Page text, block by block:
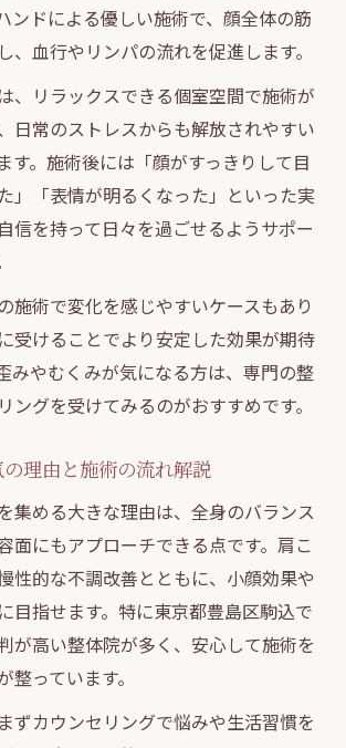
ンドによる優しい施術で、顔全体の筋
、血行やリンパの流れを促進します。
、リラックスできる個室空間で施術が
日常のストレスからも解放されやすい
す。施術後には「顔がすっきりして目
」「表情が明るくなった」といった実
信を持って日々を過ごせるようサポー
施術で変化を感じやすいケースもあり
受けることでより安定した効果が期待
みやむくみが気になる方は、専門の整
ングを受けてみるのがおすすめです。
理由と施術の流れ解説
集める大きな理由は、全身のバランス
面にもアプローチできる点です。肩こ
性的な不調改善とともに、小顔効果や
目指せます。特に東京都豊島区駒込で
が高い整体院が多く、安心して施術を
整っています。
ずカウンセリングで悩みや生活習慣を